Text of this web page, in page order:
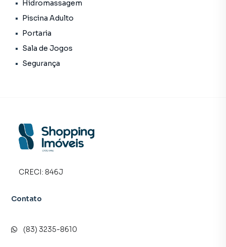
• Segurança
• Status: Em construção
• Finalidade: Residencial
com nossa equipe pelo telefone (83) 3235-8610.
A Shopping Imóveis tem mais opções de apartamentos,
e barracões para venda ou locação, além de
vida.
Hidromassagem
Piscina Adulto
Portaria
Sala de Jogos
Segurança
CRECI: 846J
Contato
(83) 3235-8610